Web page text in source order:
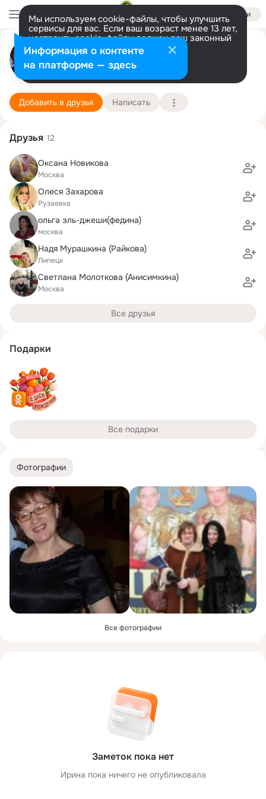
Войти
Мы используем cookie-файлы, чтобы улучшить
сервисы для вас. Если ваш возраст менее 13 лет,
настроить cookie-файлы должен ваш законный
представитель. Больше информации
Разрешить все Настроить
Ирина Мелихова
Москва
3 февраля (69 лет)
МЭИ (ТУ), Московский энергетический
Подробнее
Добавить в друзья Написать
Фотографии
Все фотографии
Заметок пока нет
Ирина пока ничего не опубликовала
Друзья 12
Оксана Новикова
Москва
Олеся Захарова
Рузаевка
ольга эль-джеши(федина)
москва
Надя Мурашкина (Райкова)
Липецк
Светлана Молоткова (Анисимкина)
Москва
Все друзья
Подарки
Все подарки
Информация о контенте
на платформе — здесь